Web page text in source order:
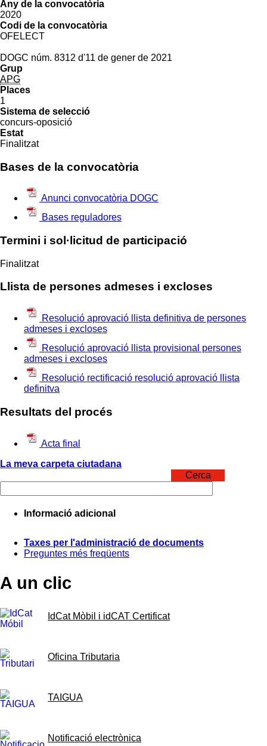
Any de la convocatòria
2020
Codi de la convocatòria
OFELECT
DOGC núm. 8312 d'11 de gener de 2021
Grup
APG
Places
1
Sistema de selecció
concurs-oposició
Estat
Finalitzat
Bases de la convocatòria
Anunci convocatòria DOGC
Bases reguladores
Termini i sol·licitud de participació
Finalitzat
Llista de persones admeses i excloses
Resolució aprovació llista definitiva de persones
admeses i excloses
Resolució aprovació llista provisional persones
admeses i excloses
Resolució rectificació resolució aprovació llista
definitva
Resultats del procés
Acta final
La meva carpeta ciutadana
Cerca
Informació adicional
Taxes per l'administració de documents
Preguntes més freqüents
A un clic
IdCat Mòbil i idCAT Certificat
Oficina Tributaria
TAIGUA
Notificació electrònica